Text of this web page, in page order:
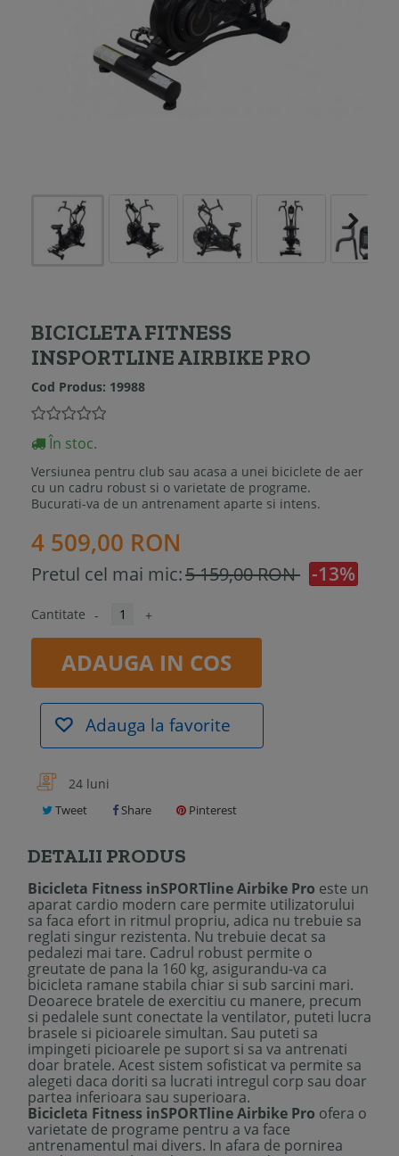
BICICLETA FITNESS
INSPORTLINE AIRBIKE PRO
Cod Produs: 19988
În stoc.
Versiunea pentru club sau acasa a unei biciclete de aer
cu un cadru robust si o varietate de programe.
Bucurati-va de un antrenament aparte si intens.
4 509,00 RON
Pretul cel mai mic:5 159,00 RON -13%
Cantitate - +
ADAUGA IN COS
Adauga la favorite
24 luni
Tweet Share Pinterest
DETALII PRODUS
Bicicleta Fitness inSPORTline Airbike Pro este un
aparat cardio modern care permite utilizatorului
sa faca efort in ritmul propriu, adica nu trebuie sa
reglati singur rezistenta. Nu trebuie decat sa
pedalezi mai tare. Cadrul robust permite o
greutate de pana la 160 kg, asigurandu-va ca
bicicleta ramane stabila chiar si sub sarcini mari.
Deoarece bratele de exercitiu cu manere, precum
si pedalele sunt conectate la ventilator, puteti lucra
brasele si picioarele simultan. Sau puteti sa
impingeti picioarele pe suport si sa va antrenati
doar bratele. Acest sistem sofisticat va permite sa
alegeti daca doriti sa lucrati intregul corp sau doar
partea inferioara sau superioara.
Bicicleta Fitness inSPORTline Airbike Pro ofera o
varietate de programe pentru a va face
antrenamentul mai divers. In afara de pornirea